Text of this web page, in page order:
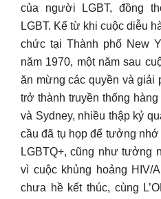
của người LGBT, đồng
LGBT. Kể từ khi cuộc diễu
chức tại Thành phố New
năm 1970, một năm sau
ăn mừng các quyền và giải
trở thành truyền thống
và Sydney, nhiều thập kỷ
cầu đã tụ họp để tưởng
LGBTQ+, cũng như tưởng
vì cuộc khủng hoảng HIV/
chưa hề kết thúc, cùng